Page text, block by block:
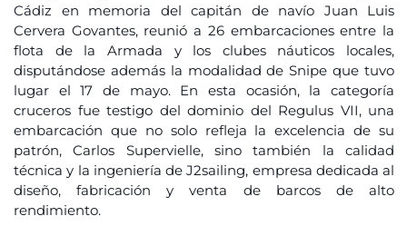
Cádiz en memoria del capitán de navío Juan Luis
Cervera Govantes, reunió a 26 embarcaciones entre la
flota de la Armada y los clubes náuticos locales,
disputándose además la modalidad de Snipe que tuvo
lugar el 17 de mayo. En esta ocasión, la categoría
cruceros fue testigo del dominio del Regulus VII, una
embarcación que no solo refleja la excelencia de su
patrón, Carlos Supervielle, sino también la calidad
técnica y la ingeniería de J2sailing, empresa dedicada al
diseño, fabricación y venta de barcos de alto
rendimiento.